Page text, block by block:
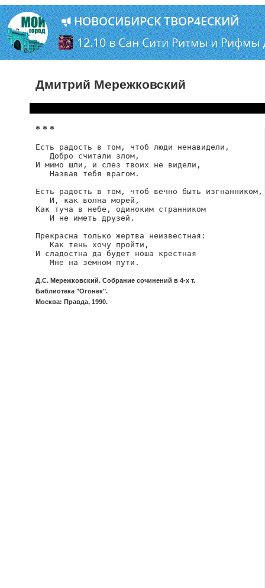
Дмитрий Мережковский
* * *
Есть радость в том, чтоб люди ненавидели,
   Добро считали злом,
И мимо шли, и слез твоих не видели,
   Назвав тебя врагом.
Есть радость в том, чтоб вечно быть изгнанником,
   И, как волна морей,
Как туча в небе, одиноким странником
   И не иметь друзей.
Прекрасна только жертва неизвестная:
   Как тень хочу пройти,
И сладостна да будет ноша крестная
   Мне на земном пути.
Д.С. Мережковский. Собрание сочинений в 4-х т.
Библиотека "Огонек".
Москва: Правда, 1990.